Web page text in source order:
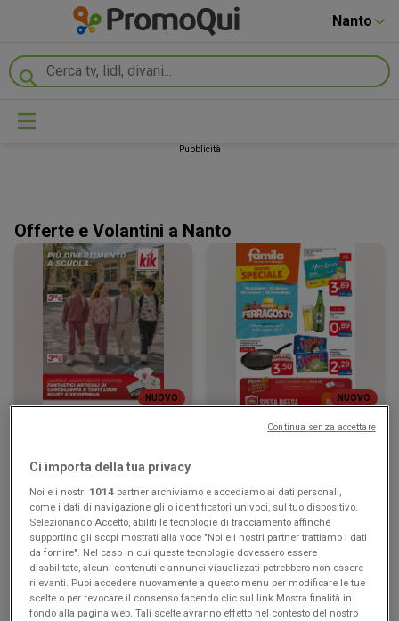
Nanto
Pubblicità
Offerte e Volantini a Nanto
NUOVO
Più divertimento a scuola
Scade il 16/08 Nanto
NUOVO
Famila Superstore
Scade il 19/08 Nanto
Ci importa della tua privacy
Noi e i nostri 1014 partner archiviamo e accediamo ai dati personali,
come i dati di navigazione gli o identificatori univoci, sul tuo dispositivo.
Selezionando Accetto, abiliti le tecnologie di tracciamento affinché
supportino gli scopi mostrati alla voce "Noi e i nostri partner trattiamo i dati
da fornire". Nel caso in cui queste tecnologie dovessero essere
disabilitate, alcuni contenuti e annunci visualizzati potrebbero non essere
rilevanti. Puoi accedere nuovamente a questo menu per modificare le tue
scelte o per revocare il consenso facendo clic sul link Mostra finalità in
fondo alla pagina web. Tali scelte avranno effetto nel contesto del nostro
Continua senza accettare